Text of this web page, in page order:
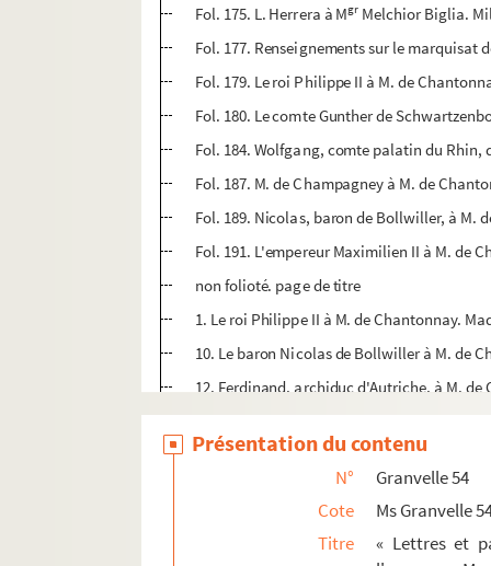
Fol. 175. L. Herrera à Mgr Melchior Biglia.
Fol. 177. Renseignements sur le marquisat
Fol. 179. Le roi Philippe II à M. de
Fol. 180. Le comte Gunther de
Fol. 184. Wolfgang, comte palatin du Rhin,
Fol. 187. M. de Champagney à M. de
Fol. 189. Nicolas, baron de Bollwiller, à M.
Fol. 191. L'empereur Maximilien II à M. de
non folioté. page de titre
1. Le roi Philippe II à M. de Chantonnay.
10. Le baron Nicolas de Bollwiller à M. de
12. Ferdinand, archiduc d'Autriche, à M. de
14. Le baron Nicolas de Bollwiller à M. de
16. Le comte Fr. d'Arco à M. de
18. Ferdinand, archiduc d'Autriche, à M.
20. François de Médicis à M. de
22. Albéric, comte de Lodron, à M. de
Présentation du contenu
N°
Granvelle 54
Cote
Ms Granvelle
Titre
« Lettres et